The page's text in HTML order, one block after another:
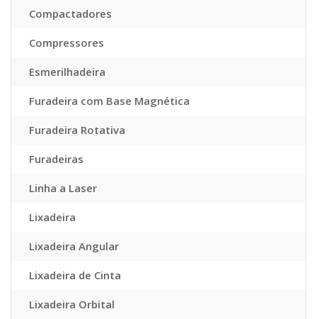
Compactadores
Compressores
Esmerilhadeira
Furadeira com Base Magnética
Furadeira Rotativa
Furadeiras
Linha a Laser
Lixadeira
Lixadeira Angular
Lixadeira de Cinta
Lixadeira Orbital